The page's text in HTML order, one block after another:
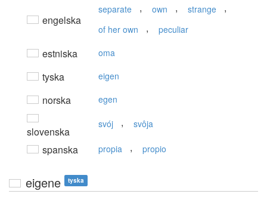
engelska
separate , own , strange ,
of her own , peculiar
estniska oma
tyska eigen
norska egen
slovenska
svój , svôja
spanska propia , propio
eigene tyska